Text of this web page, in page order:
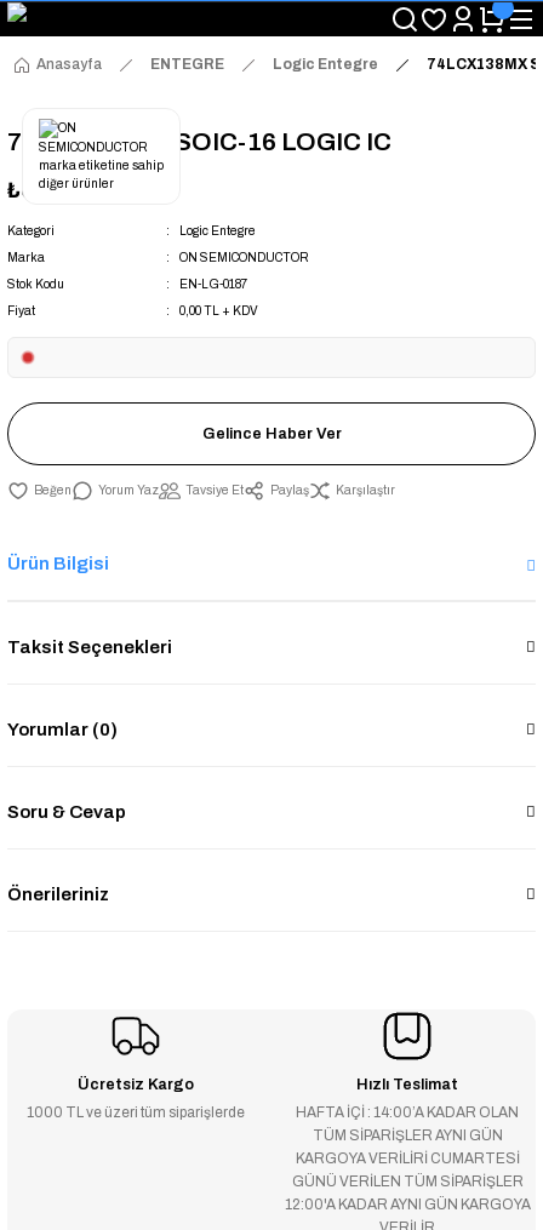
"Saat 14:00'a Kadar Verilen Siparişlerde Aynı Gün Kargo Avantajı!
"Binlerce Ürün Çeşitliliği ile Stoktan Hemen Teslim."
"Toptan Fiyatına Perakende Satış Avantajını Kaçırmayın!"
Anasayfa ENTEGRE Logic Entegre 74LCX138MX
74LCX138MX SOIC-16 LOGIC IC
₺0,00+ KDV
Kategori
Logic Entegre
Marka
ON SEMICONDUCTOR
Stok Kodu
EN-LG-0187
Fiyat
0,00 TL + KDV
Gelince Haber Ver
Yorum Yaz Tavsiye Et Paylaş Karşılaştır
Ürün Bilgisi
Taksit Seçenekleri
Yorumlar (0)
Soru & Cevap
Önerileriniz
Ücretsiz Kargo
1000 TL ve üzeri tüm siparişlerde
Hızlı Teslimat
HAFTA İÇİ : 14:00’A KADAR OLAN
TÜM SİPARİŞLER AYNI GÜN
KARGOYA VERİLİRİ CUMARTESİ
GÜNÜ VERİLEN TÜM SİPARİŞLER
12:00'A KADAR AYNI GÜN KARGOYA